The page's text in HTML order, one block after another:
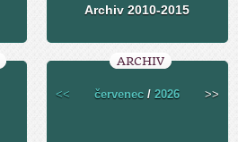
Archiv 2010-2015
ARCHIV
<< červenec /2026 >>